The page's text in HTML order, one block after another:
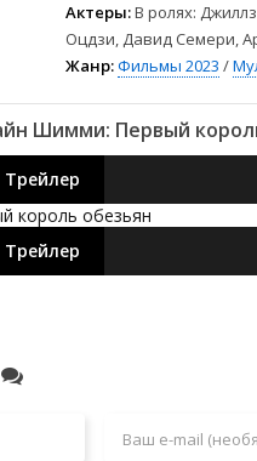
Актеры:В ролях:
Оцдзи, Давид Семери,
Жанр:Фильмы 2023 /
Шимми: Первый
Трейлер
Трейлер